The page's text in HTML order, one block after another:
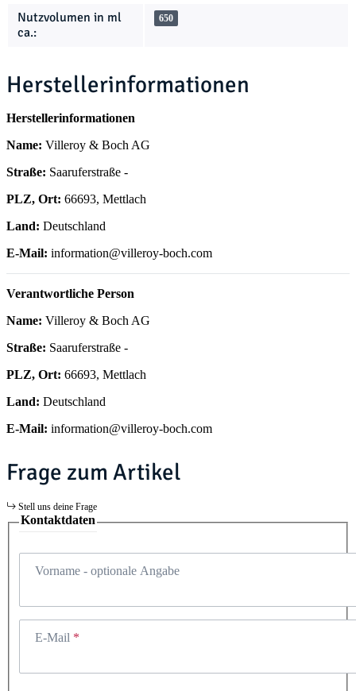
Nutzvolumen in ml
ca.:
650
Herstellerinformationen
Herstellerinformationen
Name: Villeroy & Boch AG
Straße: Saaruferstraße -
PLZ, Ort: 66693, Mettlach
Land: Deutschland
E-Mail: information@villeroy-boch.com
Verantwortliche Person
Name: Villeroy & Boch AG
Straße: Saaruferstraße -
PLZ, Ort: 66693, Mettlach
Land: Deutschland
E-Mail: information@villeroy-boch.com
Frage zum Artikel
Stell uns deine Frage
Kontaktdaten
Vorname - optionale Angabe
E-Mail